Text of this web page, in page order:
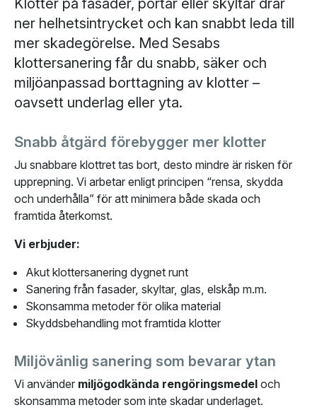
ner helhetsintrycket och kan snabbt leda till
mer skadegörelse. Med Sesabs
klottersanering får du snabb, säker och
miljöanpassad borttagning av klotter –
oavsett underlag eller yta.
Snabb åtgärd förebygger mer klotter
Ju snabbare klottret tas bort, desto mindre är risken för
upprepning. Vi arbetar enligt principen “rensa, skydda
och underhålla” för att minimera både skada och
framtida återkomst.
Vi erbjuder:
Akut klottersanering dygnet runt
Sanering från fasader, skyltar, glas, elskåp m.m.
Skonsamma metoder för olika material
Skyddsbehandling mot framtida klotter
Miljövänlig sanering som bevarar ytan
Vi använder miljögodkända rengöringsmedel och
skonsamma metoder som inte skadar underlaget.